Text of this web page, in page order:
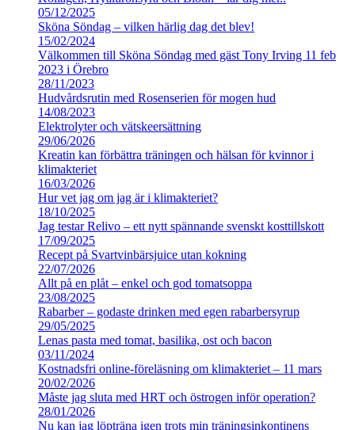
05/12/2025
Sköna Söndag – vilken härlig dag det blev!
15/02/2024
Välkommen till Sköna Söndag med gäst Tony Irving 11 feb
2023 i Örebro
28/11/2023
Hudvårdsrutin med Rosenserien för mogen hud
14/08/2023
Elektrolyter och vätskeersättning
29/06/2026
Kreatin kan förbättra träningen och hälsan för kvinnor i
klimakteriet
16/03/2026
Hur vet jag om jag är i klimakteriet?
18/10/2025
Jag testar Relivo – ett nytt spännande svenskt kosttillskott
17/09/2025
Recept på Svartvinbärsjuice utan kokning
22/07/2026
Allt på en plåt – enkel och god tomatsoppa
23/08/2025
Rabarber – godaste drinken med egen rabarbersyrup
29/05/2025
Lenas pasta med tomat, basilika, ost och bacon
03/11/2024
Kostnadsfri online-föreläsning om klimakteriet – 11 mars
20/02/2026
Måste jag sluta med HRT och östrogen inför operation?
28/01/2026
Nu kan jag löpträna igen trots min träningsinkontinens